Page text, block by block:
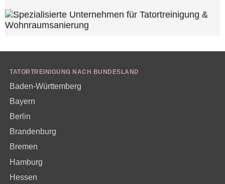
TATORTREINIGUNG NACH BUNDESLAND
Baden-Württemberg
Bayern
Berlin
Brandenburg
Bremen
Hamburg
Hessen